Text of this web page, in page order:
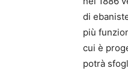
di
più
cui è
potrà